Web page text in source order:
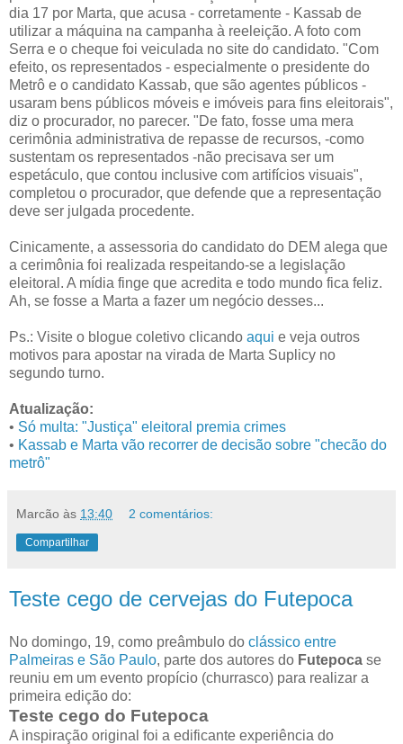
dia 17 por Marta, que acusa - corretamente - Kassab de
utilizar a máquina na campanha à reeleição. A foto com
Serra e o cheque foi veiculada no site do candidato. "Com
efeito, os representados - especialmente o presidente do
Metrô e o candidato Kassab, que são agentes públicos -
usaram bens públicos móveis e imóveis para fins eleitorais",
diz o procurador, no parecer. "De fato, fosse uma mera
cerimônia administrativa de repasse de recursos, -como
sustentam os representados -não precisava ser um
espetáculo, que contou inclusive com artifícios visuais",
completou o procurador, que defende que a representação
deve ser julgada procedente.
Cinicamente, a assessoria do candidato do DEM alega que
a cerimônia foi realizada respeitando-se a legislação
eleitoral. A mídia finge que acredita e todo mundo fica feliz.
Ah, se fosse a Marta a fazer um negócio desses...
Ps.: Visite o blogue coletivo clicando aqui e veja outros
motivos para apostar na virada de Marta Suplicy no
segundo turno.
Atualização:
• Só multa: "Justiça" eleitoral premia crimes
• Kassab e Marta vão recorrer de decisão sobre "checão do
metrô"
Marcão às 13:40 2 comentários:
Compartilhar
Teste cego de cervejas do Futepoca
No domingo, 19, como preâmbulo do clássico entre
Palmeiras e São Paulo, parte dos autores do Futepoca se
reuniu em um evento propício (churrasco) para realizar a
primeira edição do:
Teste cego do Futepoca
A inspiração original foi a edificante experiência do